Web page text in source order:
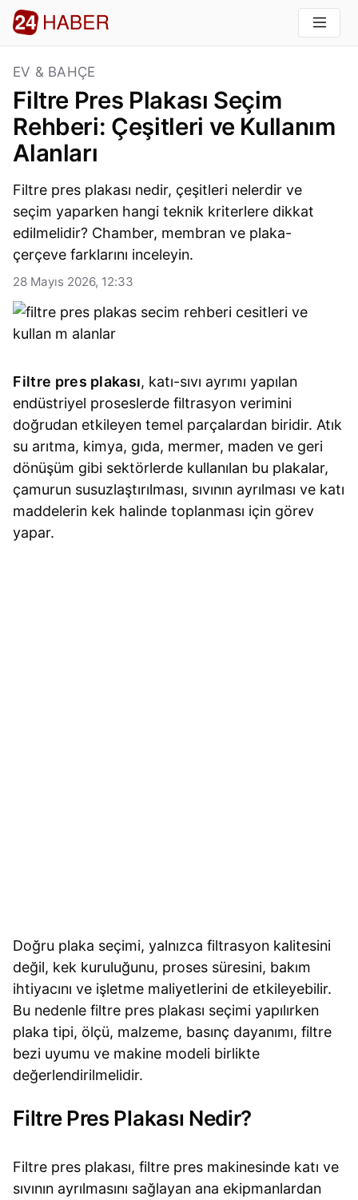
EV & BAHÇE
Filtre Pres Plakası Seçim
Rehberi: Çeşitleri ve Kullanım
Alanları
Filtre pres plakası nedir, çeşitleri nelerdir ve
seçim yaparken hangi teknik kriterlere dikkat
edilmelidir? Chamber, membran ve plaka-
çerçeve farklarını inceleyin.
28 Mayıs 2026, 12:33
Filtre pres plakası, katı-sıvı ayrımı yapılan
endüstriyel proseslerde filtrasyon verimini
doğrudan etkileyen temel parçalardan biridir. Atık
su arıtma, kimya, gıda, mermer, maden ve geri
dönüşüm gibi sektörlerde kullanılan bu plakalar,
çamurun susuzlaştırılması, sıvının ayrılması ve katı
maddelerin kek halinde toplanması için görev
yapar.
Doğru plaka seçimi, yalnızca filtrasyon kalitesini
değil, kek kuruluğunu, proses süresini, bakım
ihtiyacını ve işletme maliyetlerini de etkileyebilir.
Bu nedenle filtre pres plakası seçimi yapılırken
plaka tipi, ölçü, malzeme, basınç dayanımı, filtre
bezi uyumu ve makine modeli birlikte
değerlendirilmelidir.
Filtre Pres Plakası Nedir?
Filtre pres plakası, filtre pres makinesinde katı ve
sıvının ayrılmasını sağlayan ana ekipmanlardan